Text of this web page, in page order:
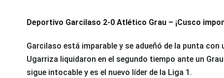
Deportivo Garcilaso 2-0 Atlético Grau – ¡Cusco
Garcilaso está imparable y se adueñó de la punta
Ugarriza liquidaron en el segundo tiempo ante un
sigue intocable y es el nuevo líder de la Liga 1.